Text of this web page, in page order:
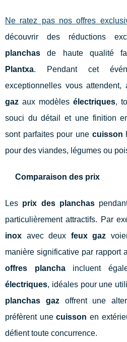
Ne ratez pas nos offres
découvrir des réductions
planchas de haute qualité
Plantxa. Pendant cet
exceptionnelles vousattendent,
gaz aux modèles électriques,
souci du détail et une finition
sont parfaites pour une cuisson
pour des viandes, légumes ou
Comparaison des prix
Les prix des planchas
particulièrement attractifs. Par
inox avec deux feux gaz
manière significative par rapport
offres planchaincluent
électriques, idéales pour une
planchas gazoffrent une
préfèrent unecuisson en
défient toute concurrence.